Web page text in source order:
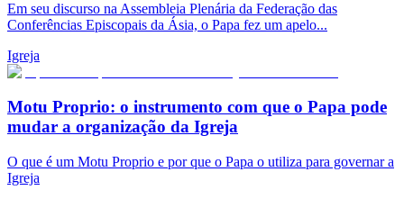
Em seu discurso na Assembleia Plenária da Federação das
Conferências Episcopais da Ásia, o Papa fez um apelo...
Igreja
Motu Proprio: o instrumento com que o Papa pode
mudar a organização da Igreja
O que é um Motu Proprio e por que o Papa o utiliza para governar a
Igreja